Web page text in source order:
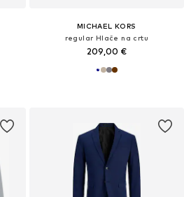
MICHAEL KORS
regular Hlače na crtu
209,00 €